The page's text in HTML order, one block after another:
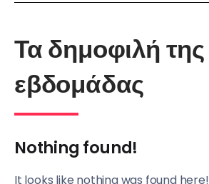
Τα δημοφιλή της
εβδομάδας
Nothing found!
It looks like nothing was found here!